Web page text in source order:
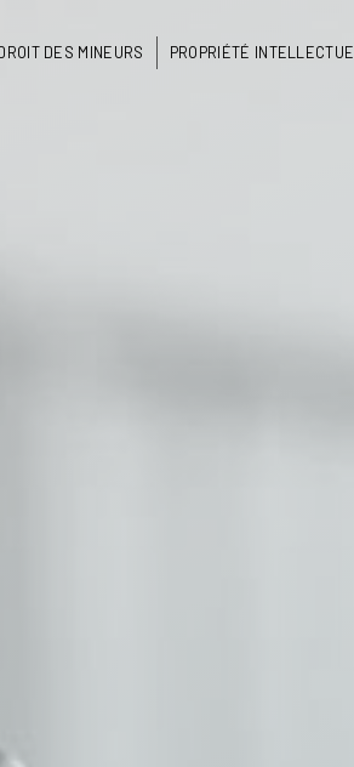
DES MINEURS PROPRIÉTÉ